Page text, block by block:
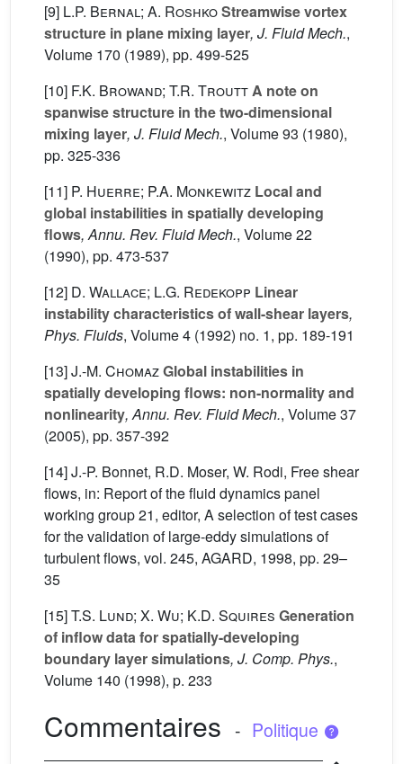
[9] L.P. Bernal; A. RoshkoStreamwise vortex
structure in plane mixing layer, J. Fluid Mech.,
Volume 170 (1989), pp. 499-525
[10] F.K. Browand; T.R. TrouttA note on
spanwise structure in the two-dimensional
mixing layer, J. Fluid Mech., Volume 93 (1980),
pp. 325-336
[11] P. Huerre; P.A. Monkewitz Local and
global instabilities in spatially developing
flows, Annu. Rev. Fluid Mech., Volume 22
(1990), pp. 473-537
[12] D. Wallace; L.G. Redekopp Linear
instability characteristics of wall-shear layers,
Phys. Fluids, Volume 4 (1992) no. 1, pp. 189-191
[13]J.-M. ChomazGlobal instabilities in
spatially developing flows: non-normality and
nonlinearity, Annu. Rev. Fluid Mech., Volume 37
(2005), pp. 357-392
[14] J.-P. Bonnet, R.D. Moser, W. Rodi, Free shear
flows, in: Report of the fluid dynamics panel
working group 21, editor, A selection of test cases
for the validation of large-eddy simulations of
turbulent flows, vol. 245, AGARD, 1998, pp. 29–
35
[15]T.S. Lund; X. Wu; K.D. Squires Generation
of inflow data for spatially-developing
boundary layer simulations, J. Comp. Phys.,
Volume 140 (1998), p. 233
Commentaires - Politique